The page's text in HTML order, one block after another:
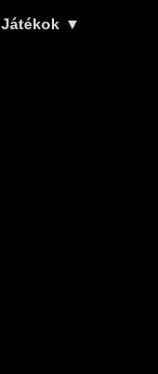
Játékok ▼